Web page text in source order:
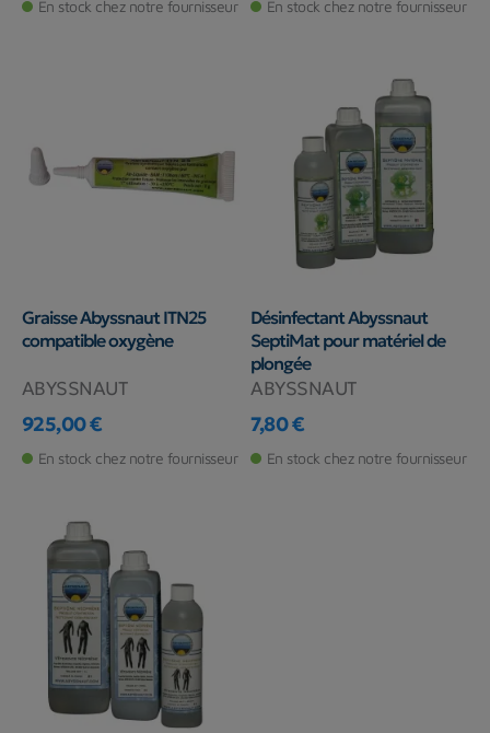
En stock chez notre fournisseur En stock chez notre fournisseur
Graisse Abyssnaut ITN25
compatible oxygène
ABYSSNAUT
Prix
925,00 €
En stock chez notre fournisseur
Désinfectant Abyssnaut
SeptiMat pour matériel de
plongée
ABYSSNAUT
Prix
7,80 €
En stock chez notre fournisseur